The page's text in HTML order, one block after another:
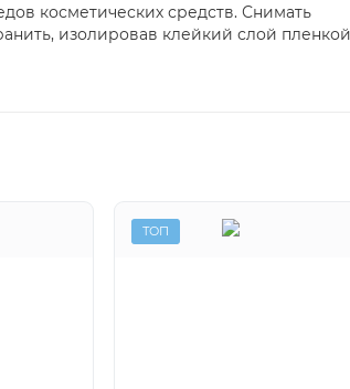
косметических средств. Снимать
изолировав клейкий слой пленкой
ТОП